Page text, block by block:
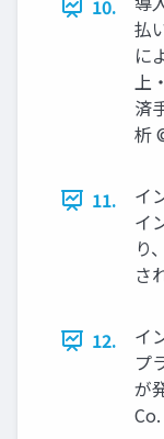
10.
払
に
上
済
析
11.
イ
イ
り
さ
12.
イ
プ
が